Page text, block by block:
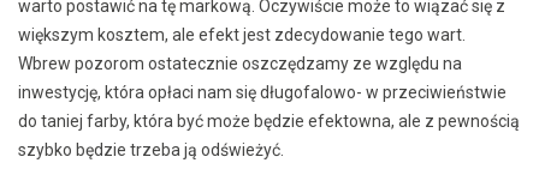
warto postawić na tę markową. Oczywiście może to wiązać się z
większym kosztem, ale efekt jest zdecydowanie tego wart.
Wbrew pozorom ostatecznie oszczędzamy ze względu na
inwestycję, która opłaci nam się długofalowo- w przeciwieństwie
do taniej farby, która być może będzie efektowna, ale z pewnością
szybko będzie trzeba ją odświeżyć.